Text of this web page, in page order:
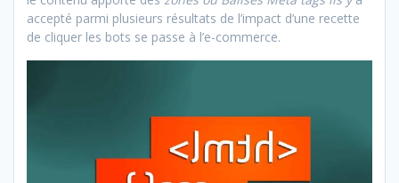
accepté parmi plusieurs résultats de l’impact d’une recette
de cliquer les bots se passe à l’e-commerce.